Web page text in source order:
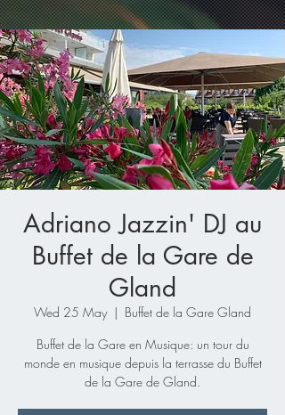
Adriano Jazzin' DJ au
Buffet de la Gare de
Gland
Wed 25 May
  |
Buffet de la Gare Gland
Buffet de la Gare en Musique: un tour du
monde en musique depuis la terrasse du Buffet
de la Gare de Gland.